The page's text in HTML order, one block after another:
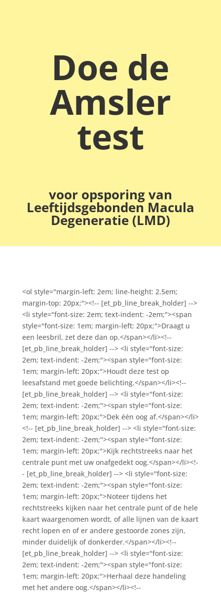
Doe de
Amsler
test
voor opsporing van
Leeftijdsgebonden Macula
Degeneratie (LMD)
<ol style="margin-left: 2em; line-height: 2.5em;
margin-top: 20px;"><!-- [et_pb_line_break_holder] -->
<li style="font-size: 2em; text-indent: -2em;"><span
style="font-size: 1em; margin-left: 20px;">Draagt u
een leesbril, zet deze dan op.</span></li><!--
[et_pb_line_break_holder] --> <li style="font-size:
2em; text-indent: -2em;"><span style="font-size:
1em; margin-left: 20px;">Houdt deze test op
leesafstand met goede belichting.</span></li><!--
[et_pb_line_break_holder] --> <li style="font-size:
2em; text-indent: -2em;"><span style="font-size:
1em; margin-left: 20px;">Dek één oog af.</span></li>
<!-- [et_pb_line_break_holder] --> <li style="font-size:
2em; text-indent: -2em;"><span style="font-size:
1em; margin-left: 20px;">Kijk rechtstreeks naar het
centrale punt met uw onafgedekt oog.</span></li><!-
- [et_pb_line_break_holder] --> <li style="font-size:
2em; text-indent: -2em;"><span style="font-size:
1em; margin-left: 20px;">Noteer tijdens het
rechtstreeks kijken naar het centrale punt of de hele
kaart waargenomen wordt, of alle lijnen van de kaart
recht lopen en of er andere gestoorde zones zijn,
minder duidelijk of donkerder.</span></li><!--
[et_pb_line_break_holder] --> <li style="font-size:
2em; text-indent: -2em;"><span style="font-size:
1em; margin-left: 20px;">Herhaal deze handeling
met het andere oog.</span></li><!--